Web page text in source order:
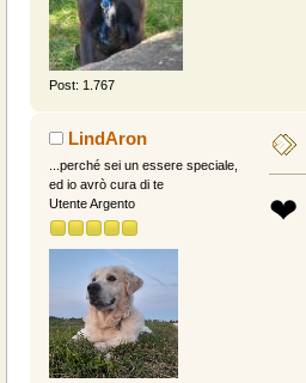
Post: 1.767
LindAron
...perché sei un essere speciale,
ed io avrò cura di te
Utente Argento
❤